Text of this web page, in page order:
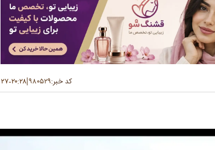
کد خبر:۹۸۰۵۲۹ ۲۰:۲۸-۲۷ خرداد ۱۴۰۵